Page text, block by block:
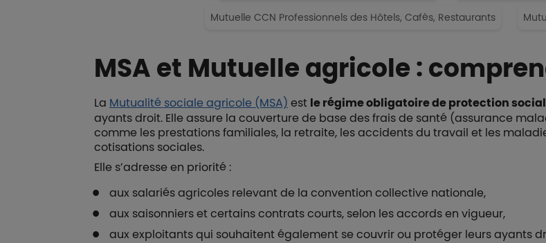
Mutuelle CCN Professionnels des Hôtels, Cafés, Restaurants
MSA et Mutuelle agricole :
La Mutualité sociale agricole (MSA) est le régime obligatoire de protection
ayants droit. Elle assure la couverture de base des frais de santé (assurance
comme les prestations familiales, la retraite, les accidents du travail et les
cotisations sociales.
Elle s’adresse en priorité :
aux salariés agricoles relevant de la convention collective nationale,
aux saisonniers et certains contrats courts, selon les accords en vigueur,
aux exploitants qui souhaitent également se couvrir ou protéger leurs ayants